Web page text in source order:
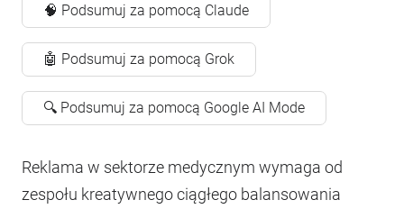
🧠 Podsumuj za pomocą Claude
🤖 Podsumuj za pomocą Grok
🔍 Podsumuj za pomocą Google AI Mode
Reklama w sektorze medycznym wymaga od
zespołu kreatywnego ciągłego balansowania